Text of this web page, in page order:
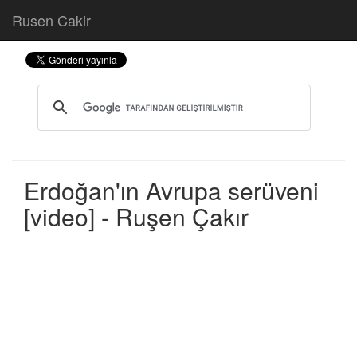
Rusen Cakir
Erdoğan'ın Avrupa serüveni
[video] - Ruşen Çakır